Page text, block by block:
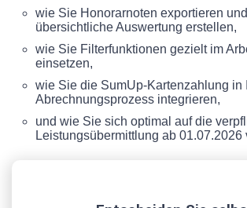
wie Sie Honorarnoten exportieren
übersichtliche Auswertung erstellen,
wie Sie Filterfunktionen gezielt im
einsetzen,
wie Sie die SumUp-Kartenzahlung in
Abrechnungsprozess integrieren,
und wie Sie sich optimal auf die
Leistungsübermittlung ab 01.07.2026